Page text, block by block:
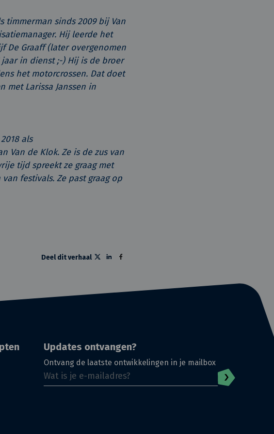
timmerman sinds 2009 bij Van
Hij leerde het
De Graaff (later overgenomen
in dienst ;-) Hij is de broer
het motorcrossen. Dat doet
met Larissa Janssen in
als
Van de Klok. Ze is de zus van
tijd spreekt ze graag met
festivals. Ze past graag op
Deel dit verhaal
Updates ontvangen?
Ontvang de laatste ontwikkelingen in je mailbox